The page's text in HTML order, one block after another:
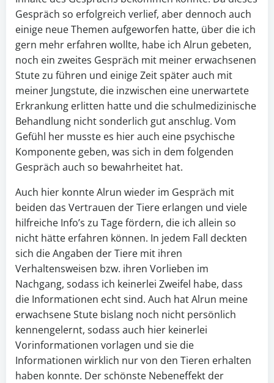
Gespräch so erfolgreich verlief, aber dennoch auch
einige neue Themen aufgeworfen hatte, über die ich
gern mehr erfahren wollte, habe ich Alrun gebeten,
noch ein zweites Gespräch mit meiner erwachsenen
Stute zu führen und einige Zeit später auch mit
meiner Jungstute, die inzwischen eine unerwartete
Erkrankung erlitten hatte und die schulmedizinische
Behandlung nicht sonderlich gut anschlug. Vom
Gefühl her musste es hier auch eine psychische
Komponente geben, was sich in dem folgenden
Gespräch auch so bewahrheitet hat.
Auch hier konnte Alrun wieder im Gespräch mit
beiden das Vertrauen der Tiere erlangen und viele
hilfreiche Info’s zu Tage fördern, die ich allein so
nicht hätte erfahren können. In jedem Fall deckten
sich die Angaben der Tiere mit ihren
Verhaltensweisen bzw. ihren Vorlieben im
Nachgang, sodass ich keinerlei Zweifel habe, dass
die Informationen echt sind. Auch hat Alrun meine
erwachsene Stute bislang noch nicht persönlich
kennengelernt, sodass auch hier keinerlei
Vorinformationen vorlagen und sie die
Informationen wirklich nur von den Tieren erhalten
haben konnte. Der schönste Nebeneffekt der